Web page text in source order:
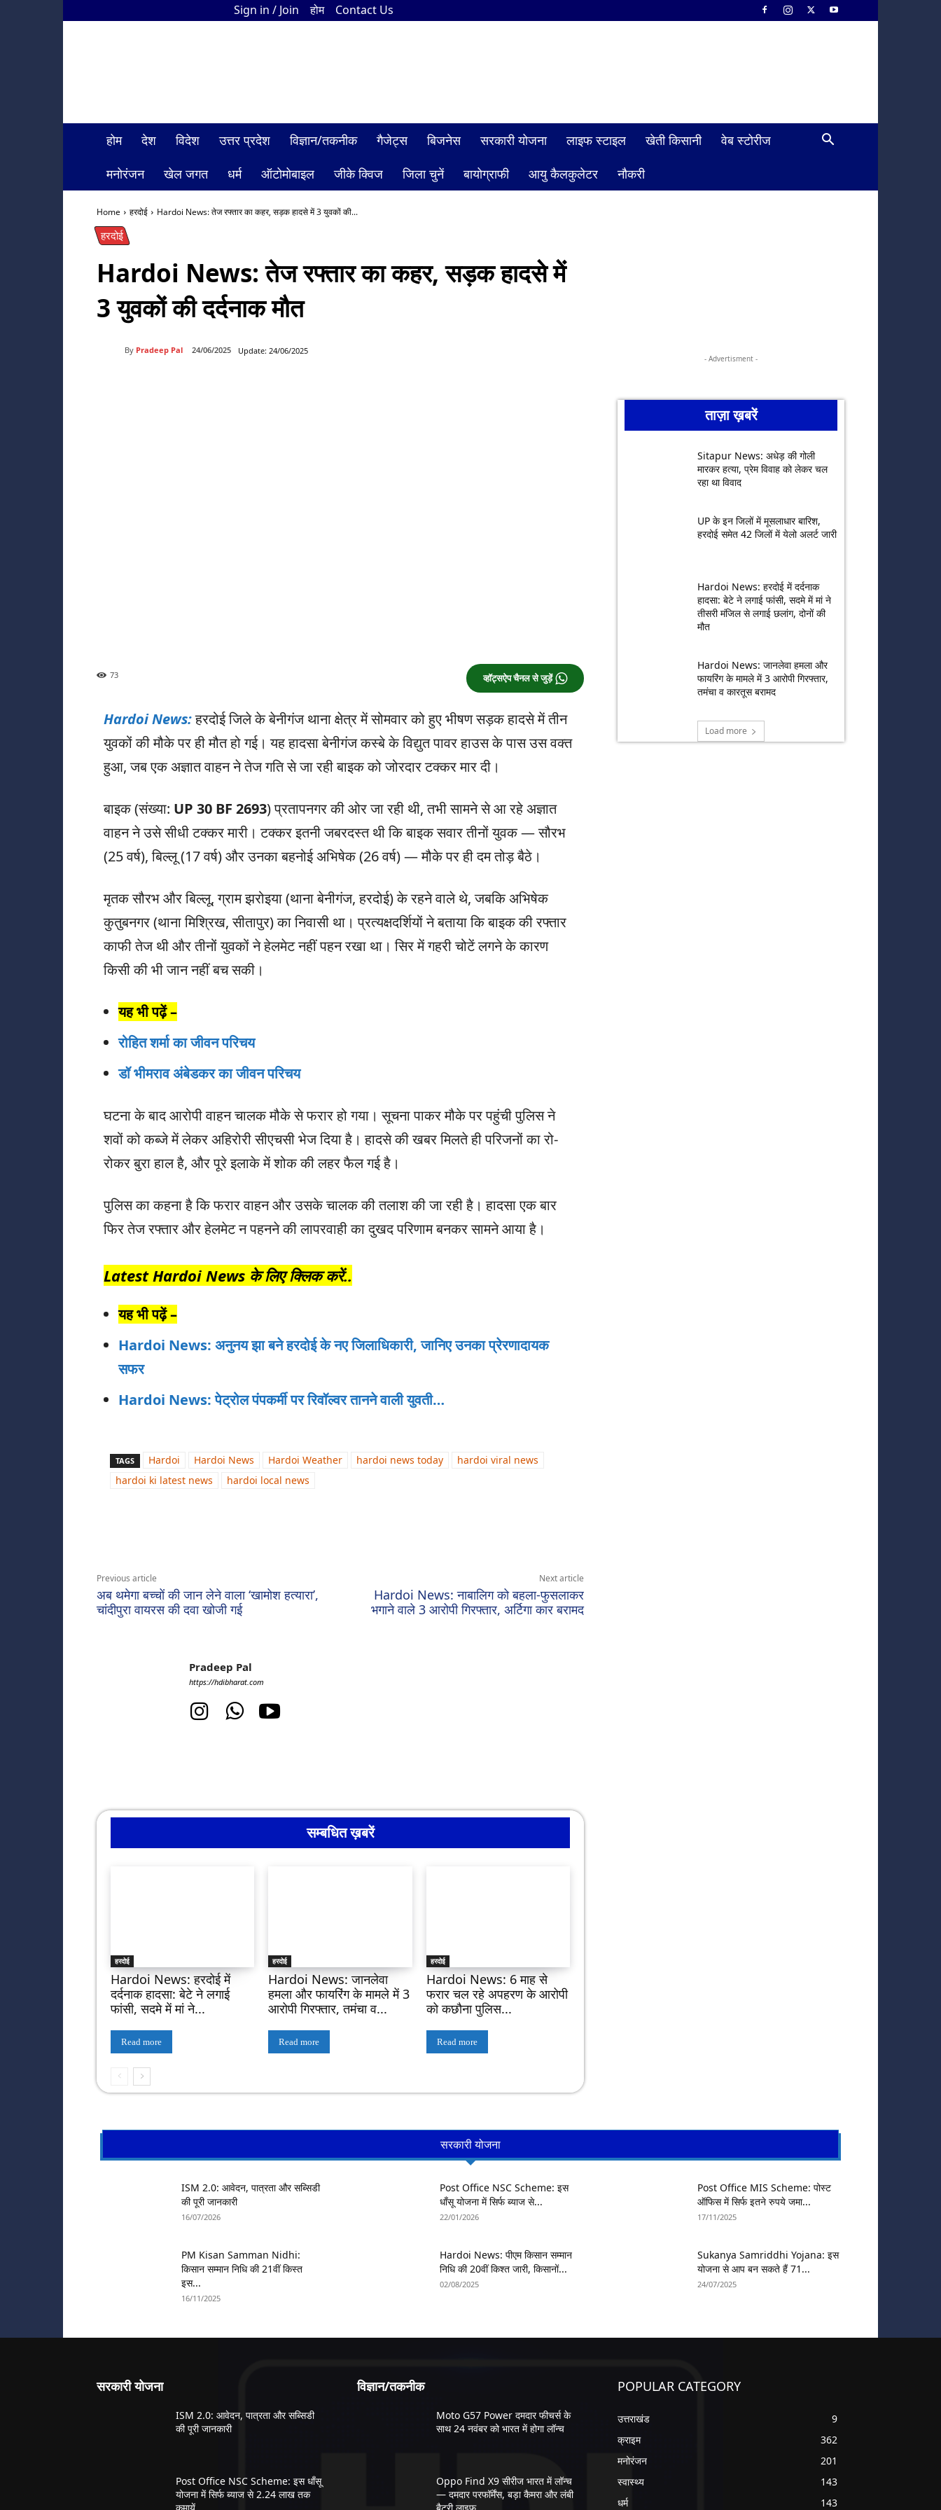
Sign in / Join होम Contact Us
होम देश विदेश उत्तर प्रदेश विज्ञान/तकनीक गैजेट्स बिजनेस सरकारी योजना लाइफ स्टाइल खेती किसानी
वेब स्टोरीज
मनोरंजन
खेल जगत धर्म ऑटोमोबाइल जीके क्विज जिला चुनें बायोग्राफी आयु कैलकुलेटर नौकरी
Home हरदोई Hardoi News: तेज रफ्तार का कहर, सड़क हादसे में 3 युवकों की...
हरदोई
Hardoi News: तेज रफ्तार का कहर, सड़क हादसे में
3 युवकों की दर्दनाक मौत
By Pradeep Pal 24/06/2025 Update: 24/06/2025
व्हॉट्सऐप चैनल से जुड़ें
73
Hardoi News:हरदोई जिले के बेनीगंज थाना क्षेत्र में सोमवार को हुए भीषण सड़क हादसे में तीन
युवकों की मौके पर ही मौत हो गई। यह हादसा बेनीगंज कस्बे के विद्युत पावर हाउस के पास उस वक्त
हुआ, जब एक अज्ञात वाहन ने तेज गति से जा रही बाइक को जोरदार टक्कर मार दी।
बाइक (संख्या: UP 30 BF 2693) प्रतापनगर की ओर जा रही थी, तभी सामने से आ रहे अज्ञात
वाहन ने उसे सीधी टक्कर मारी। टक्कर इतनी जबरदस्त थी कि बाइक सवार तीनों युवक — सौरभ
(25 वर्ष), बिल्लू (17 वर्ष) और उनका बहनोई अभिषेक (26 वर्ष) — मौके पर ही दम तोड़ बैठे।
मृतक सौरभ और बिल्लू, ग्राम झरोइया (थाना बेनीगंज, हरदोई) के रहने वाले थे, जबकि अभिषेक
कुतुबनगर (थाना मिश्रिख, सीतापुर) का निवासी था। प्रत्यक्षदर्शियों ने बताया कि बाइक की रफ्तार
काफी तेज थी और तीनों युवकों ने हेलमेट नहीं पहन रखा था। सिर में गहरी चोटें लगने के कारण
किसी की भी जान नहीं बच सकी।
यह भी पढ़ें –
रोहित शर्मा का जीवन परिचय
डॉ भीमराव अंबेडकर का जीवन परिचय
घटना के बाद आरोपी वाहन चालक मौके से फरार हो गया। सूचना पाकर मौके पर पहुंची पुलिस ने
शवों को कब्जे में लेकर अहिरोरी सीएचसी भेज दिया है। हादसे की खबर मिलते ही परिजनों का रो-
रोकर बुरा हाल है, और पूरे इलाके में शोक की लहर फैल गई है।
पुलिस का कहना है कि फरार वाहन और उसके चालक की तलाश की जा रही है। हादसा एक बार
फिर तेज रफ्तार और हेलमेट न पहनने की लापरवाही का दुखद परिणाम बनकर सामने आया है।
Latest Hardoi News के लिए क्लिक करें..
यह भी पढ़ें –
Hardoi News: अनुनय झा बने हरदोई के नए जिलाधिकारी, जानिए उनका प्रेरणादायक
सफर
Hardoi News: पेट्रोल पंपकर्मी पर रिवॉल्वर तानने वाली युवती…
TAGS Hardoi Hardoi News Hardoi Weather hardoi news today
hardoi viral news
hardoi ki latest news
hardoi local news
Previous article
अब थमेगा बच्चों की जान लेने वाला ‘खामोश हत्यारा’,
चांदीपुरा वायरस की दवा खोजी गई
Next article
Hardoi News: नाबालिग को बहला-फुसलाकर
भगाने वाले 3 आरोपी गिरफ्तार, अर्टिगा कार बरामद
Pradeep Pal
https://hdibharat.com
सम्बधित ख़बरें
हरदोई
Hardoi News: हरदोई में
दर्दनाक हादसा: बेटे ने लगाई
फांसी, सदमे में मां ने...
Read more
हरदोई
Hardoi News: जानलेवा
हमला और फायरिंग के मामले में 3
आरोपी गिरफ्तार, तमंचा व...
Read more
हरदोई
Hardoi News: 6 माह से
फरार चल रहे अपहरण के आरोपी
को कछौना पुलिस...
Read more
- Advertisment -
ताज़ा ख़बरें
Sitapur News: अधेड़ की गोली
मारकर हत्या, प्रेम विवाह को लेकर चल
रहा था विवाद
UP के इन जिलों में मूसलाधार बारिश,
हरदोई समेत 42 जिलों में येलो अलर्ट जारी
Hardoi News: हरदोई में दर्दनाक
हादसा: बेटे ने लगाई फांसी, सदमे में मां ने
तीसरी मंजिल से लगाई छलांग, दोनों की
मौत
Hardoi News: जानलेवा हमला और
फायरिंग के मामले में 3 आरोपी गिरफ्तार,
तमंचा व कारतूस बरामद
Load more
सरकारी योजना
ISM 2.0: आवेदन, पात्रता और सब्सिडी
की पूरी जानकारी
16/07/2026
Post Office NSC Scheme: इस
धाँसू योजना में सिर्फ ब्याज से...
22/01/2026
Post Office MIS Scheme: पोस्ट
ऑफिस में सिर्फ इतने रुपये जमा...
17/11/2025
PM Kisan Samman Nidhi:
किसान सम्मान निधि की 21वीं किस्त
इस...
16/11/2025
Hardoi News: पीएम किसान सम्मान
निधि की 20वीं किश्त जारी, किसानों...
02/08/2025
Sukanya Samriddhi Yojana: इस
योजना से आप बन सकते हैं 71...
24/07/2025
सरकारी योजना
ISM 2.0: आवेदन, पात्रता और सब्सिडी
की पूरी जानकारी
Post Office NSC Scheme: इस धाँसू
योजना में सिर्फ ब्याज से 2.24 लाख तक
विज्ञान/तकनीक
Moto G57 Power दमदार फीचर्स के
साथ 24 नवंबर को भारत में होगा लॉन्च
Oppo Find X9 सीरीज भारत में लॉन्च
— दमदार परफॉर्मेंस, बड़ा कैमरा और लंबी
POPULAR CATEGORY
उत्तराखंड
9
क्राइम
362
मनोरंजन
201
स्वास्थ्य
143
धर्म
143